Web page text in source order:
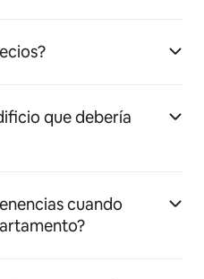
que debería
cuando